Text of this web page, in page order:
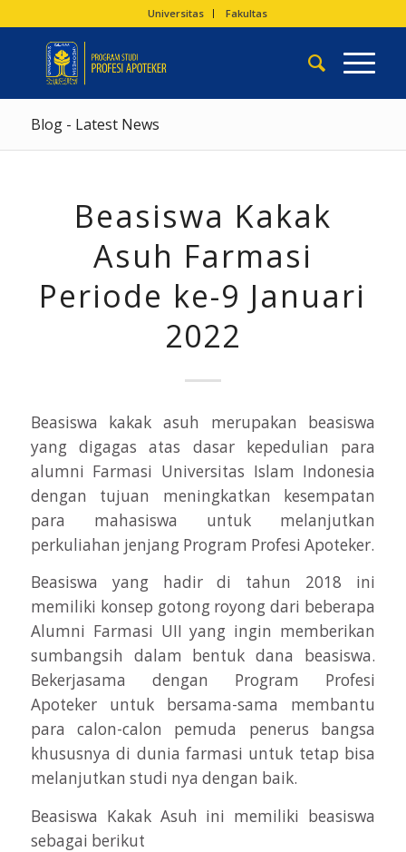
Universitas Fakultas
Blog - Latest News
Beasiswa Kakak
Asuh Farmasi
Periode ke-9 Januari
2022
Beasiswa kakak asuh merupakan beasiswa
yang digagas atas dasar kepedulian para
alumni Farmasi Universitas Islam Indonesia
dengan tujuan meningkatkan kesempatan
para mahasiswa untuk melanjutkan
perkuliahan jenjang Program Profesi Apoteker.
Beasiswa yang hadir di tahun 2018 ini
memiliki konsep gotong royong dari beberapa
Alumni Farmasi UII yang ingin memberikan
sumbangsih dalam bentuk dana beasiswa.
Bekerjasama dengan Program Profesi
Apoteker untuk bersama-sama membantu
para calon-calon pemuda penerus bangsa
khususnya di dunia farmasi untuk tetap bisa
melanjutkan studi nya dengan baik.
Beasiswa Kakak Asuh ini memiliki beasiswa
sebagai berikut